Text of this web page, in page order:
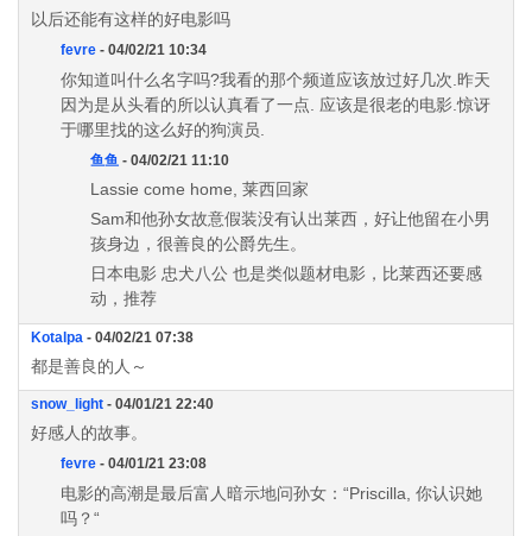
以后还能有这样的好电影吗
fevre - 04/02/21 10:34
你知道叫什么名字吗?我看的那个频道应该放过好几次.昨天
因为是从头看的所以认真看了一点. 应该是很老的电影.惊讶
于哪里找的这么好的狗演员.
鱼鱼 - 04/02/21 11:10
Lassie come home, 莱西回家
Sam和他孙女故意假装没有认出莱西，好让他留在小男
孩身边，很善良的公爵先生。
日本电影 忠犬八公 也是类似题材电影，比莱西还要感
动，推荐
Kotalpa - 04/02/21 07:38
都是善良的人～
snow_light - 04/01/21 22:40
好感人的故事。
fevre - 04/01/21 23:08
电影的高潮是最后富人暗示地问孙女：“Priscilla, 你认识她
吗？“